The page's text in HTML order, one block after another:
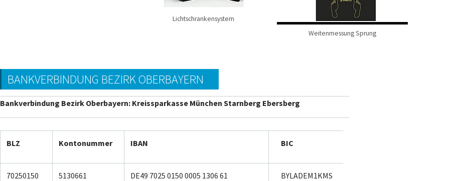
Lichtschrankensystem
Weitenmessung Sprung
BANKVERBINDUNG BEZIRK OBERBAYERN
Bankverbindung Bezirk Oberbayern: Kreissparkasse München Starnberg Ebersberg
BLZ Kontonummer IBAN BIC
70250150 5130661 DE49 7025 0150 0005 1306 61 BYLADEM1KMS